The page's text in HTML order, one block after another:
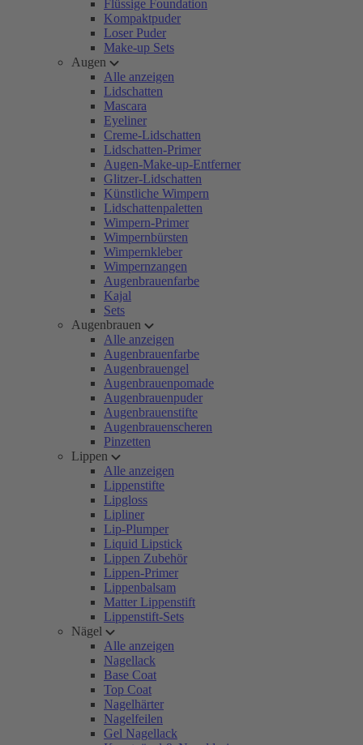
Flüssige Foundation
Kompaktpuder
Loser Puder
Make-up Sets
Augen
Alle anzeigen
Lidschatten
Mascara
Eyeliner
Creme-Lidschatten
Lidschatten-Primer
Augen-Make-up-Entferner
Glitzer-Lidschatten
Künstliche Wimpern
Lidschattenpaletten
Wimpern-Primer
Wimpernbürsten
Wimpernkleber
Wimpernzangen
Augenbrauenfarbe
Kajal
Sets
Augenbrauen
Alle anzeigen
Augenbrauenfarbe
Augenbrauengel
Augenbrauenpomade
Augenbrauenpuder
Augenbrauenstifte
Augenbrauenscheren
Pinzetten
Lippen
Alle anzeigen
Lippenstifte
Lipgloss
Lipliner
Lip-Plumper
Liquid Lipstick
Lippen Zubehör
Lippen-Primer
Lippenbalsam
Matter Lippenstift
Lippenstift-Sets
Nägel
Alle anzeigen
Nagellack
Base Coat
Top Coat
Nagelhärter
Nagelfeilen
Gel Nagellack